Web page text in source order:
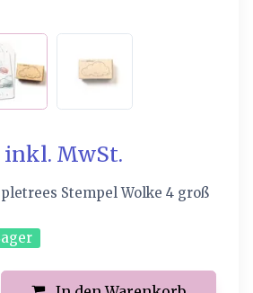
inkl. MwSt.
Stempel Wolke 4 groß